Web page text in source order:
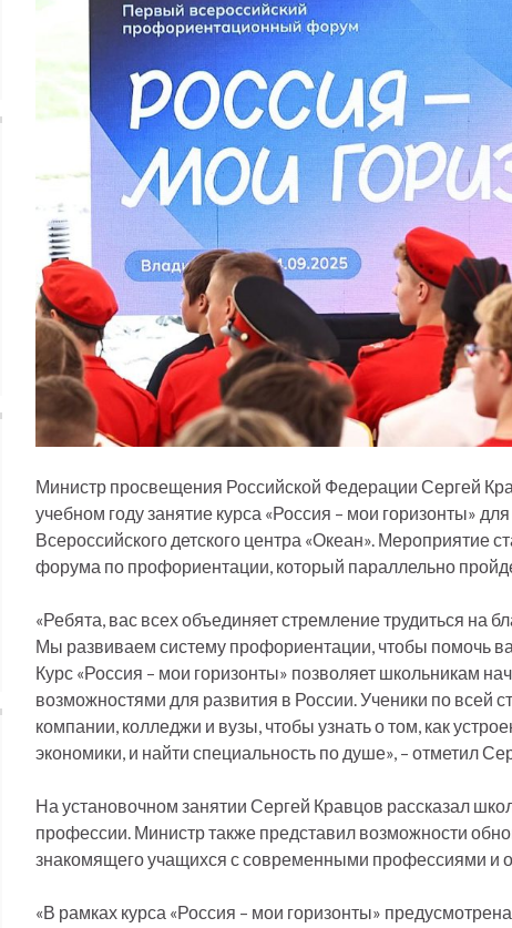
Министр просвещения Российской Федерации Сергей
учебном году занятие курса «Россия – мои горизонты»
Всероссийского детского центра «Океан». Мероприятие
форума по профориентации, который параллельно
«Ребята, вас всех объединяет стремление трудиться на
Мы развиваем систему профориентации, чтобы помочь
Курс «Россия – мои горизонты» позволяет школьникам
возможностями для развития в России. Ученики по всей
компании, колледжи и вузы, чтобы узнать о том, как
экономики, и найти специальность по душе», – отметил
На установочном занятии Сергей Кравцов рассказал
профессии. Министр также представил возможности
знакомящего учащихся с современными профессиями и
«В рамках курса «Россия – мои горизонты»